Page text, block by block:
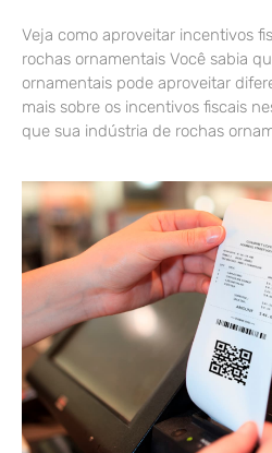
Veja como aproveitar incentivos
rochas ornamentais Você sabia
ornamentais pode aproveitar
mais sobre os incentivos fiscais
que sua indústria de rochas